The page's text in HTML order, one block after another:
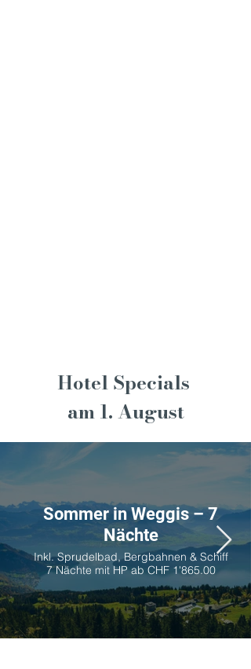
Hotel Specials
am 1. August
Sommer in Weggis – 7
Nächte
Inkl. Sprudelbad, Bergbahnen & Schiff
7 Nächte mit HP ab CHF 1'865.00